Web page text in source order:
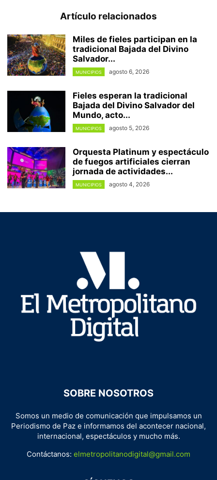
Artículo relacionados
Miles de fieles participan en la
tradicional Bajada del Divino
Salvador...
MUNICIPIOS agosto 6, 2026
Fieles esperan la tradicional
Bajada del Divino Salvador del
Mundo, acto...
MUNICIPIOS agosto 5, 2026
Orquesta Platinum y espectáculo
de fuegos artificiales cierran
jornada de actividades...
MUNICIPIOS agosto 4, 2026
SOBRE NOSOTROS
Somos un medio de comunicación que impulsamos un
Periodismo de Paz e informamos del acontecer nacional,
internacional, espectáculos y mucho más.
Contáctanos: elmetropolitanodigital@gmail.com